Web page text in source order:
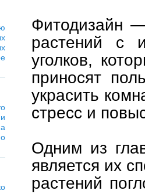
Фитодизайн —
растений с
уголков,
приносят
украсить
стресс и
Одним из
является их
растений